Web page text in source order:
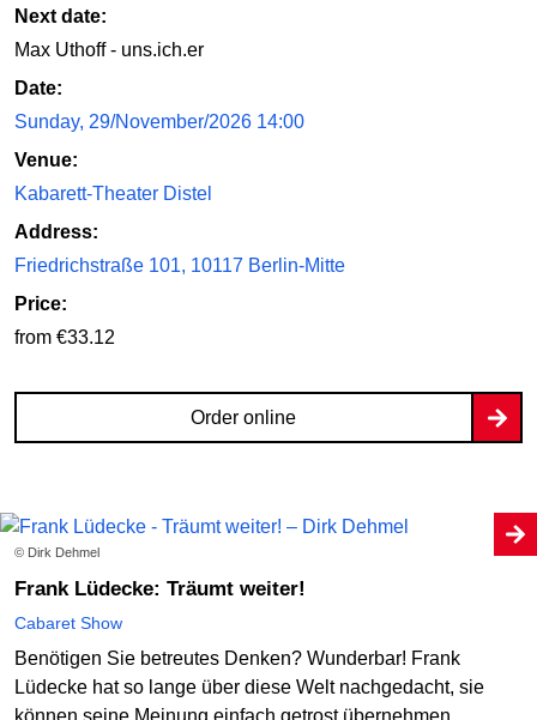
Next date:
Max Uthoff - uns.ich.er
Date:
Sunday, 29/November/2026 14:00
Venue:
Kabarett-Theater Distel
Address:
Friedrichstraße 101, 10117 Berlin-Mitte
Price:
from €33.12
Order online
© Dirk Dehmel
Frank Lüdecke: Träumt weiter!
Cabaret Show
Benötigen Sie betreutes Denken? Wunderbar! Frank
Lüdecke hat so lange über diese Welt nachgedacht, sie